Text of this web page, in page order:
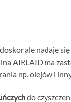
nadaje się
AIRLAID ma
np. olejów i
do